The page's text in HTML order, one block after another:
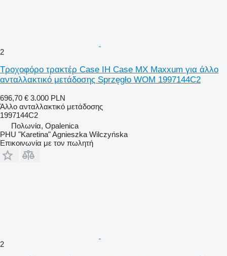
2
Τροχοφόρο τρακτέρ Case IH Case MX Maxxum για άλλο
ανταλλακτικό μετάδοσης Sprzęgło WOM 1997144C2
696,70 € 3.000 PLN
Άλλο ανταλλακτικό μετάδοσης
1997144C2
Πολωνία, Opalenica
PHU "Karetina" Agnieszka Wilczyńska
Επικοινωνία με τον πωλητή
2